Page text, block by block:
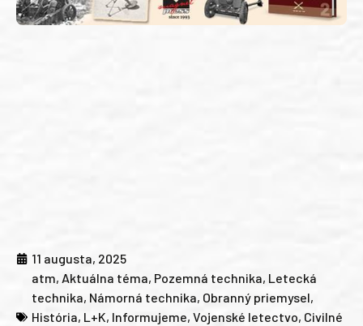
11 augusta, 2025
atm, Aktuálna téma, Pozemná technika, Letecká
technika, Námorná technika, Obranný priemysel,
História, L+K, Informujeme, Vojenské letectvo, Civilné